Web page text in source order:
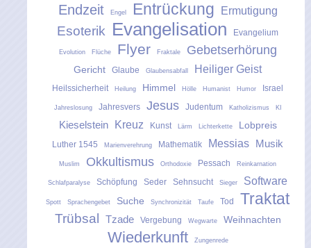
Endzeit Engel Entrückung Ermutigung
Esoterik Evangelisation Evangelium
Evolution Flüche Flyer Fraktale Gebetserhörung
Gericht Glaube Glaubensabfall Heiliger Geist
Heilssicherheit Heilung Himmel Hölle Humanist Humor Israel
Jahreslosung Jahresvers Jesus Judentum Katholizismus KI
Kieselstein Kreuz Kunst Lärm Lichterkette Lobpreis
Luther 1545 Marienverehrung Mathematik Messias Musik
Muslim Okkultismus Orthodoxie Pessach Reinkarnation
Schlafparalyse Schöpfung Seder Sehnsucht Sieger Software
Spott Sprachengebet Suche Synchronizität Taufe Tod Traktat
Trübsal Tzade Vergebung Wegwarte Weihnachten
Wiederkunft Zungenrede